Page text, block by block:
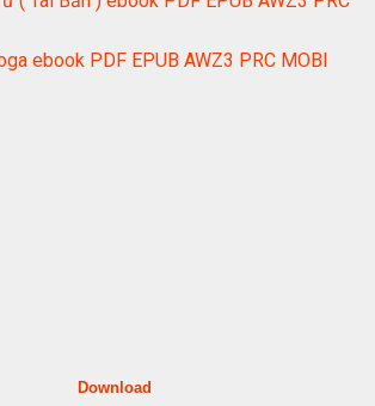
ebook PDF EPUB AWZ3 PRC MOBI
Download